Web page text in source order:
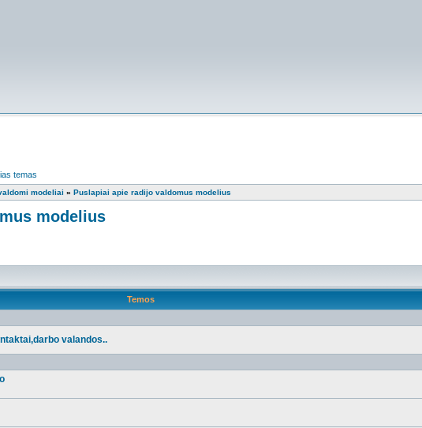
temas
modeliai » Puslapiai apie radijo valdomus modelius
modelius
Temos
valandos..